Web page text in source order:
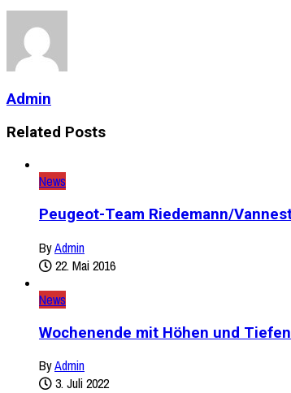
Admin
Related Posts
News
Peugeot-Team Riedemann/
ByAdmin
22. Mai 2016
News
Wochenende mit Höhen und Tiefen
ByAdmin
3. Juli 2022